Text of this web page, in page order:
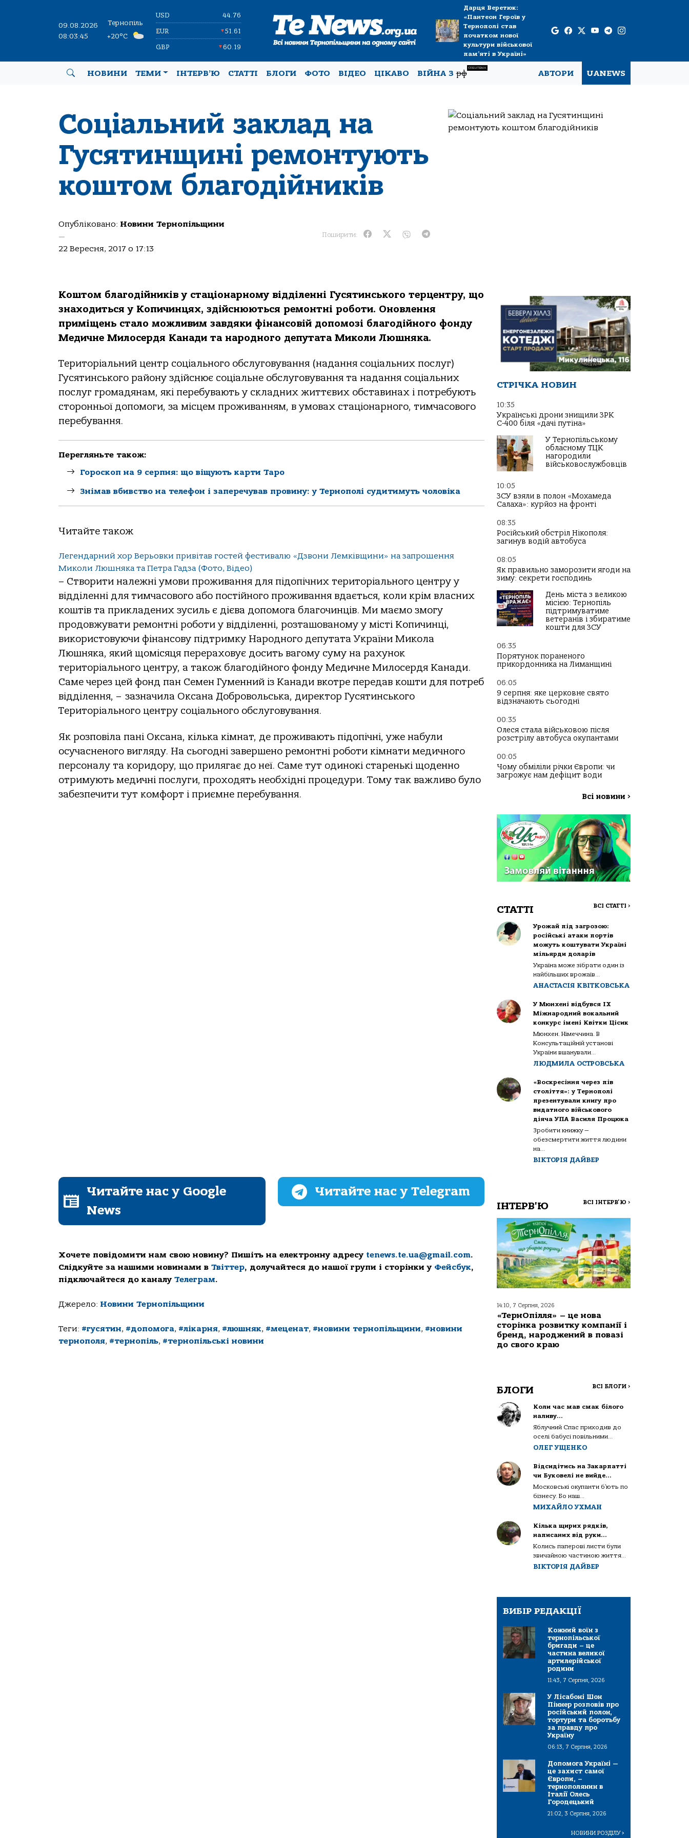
09.08.2026
08:03:45
Тернопіль
+20°C
USD 44.76
EUR ▼51.61
GBP ▼60.19
Дарця Веретюк:
«Пантеон Героїв у
Тернополі став
початком нової
культури військової
пам’яті в Україні»
НОВИНИ ТЕМИ ІНТЕРВ’Ю СТАТТІ БЛОГИ ФОТО ВІДЕО ЦІКАВО ВІЙНА Зрф
СПЕЦТЕМА
АВТОРИ UANEWS
Соціальний заклад на
Гусятинщині ремонтують
коштом благодійників
Опубліковано: Новини Тернопільщини
—
22 Вересня, 2017 о 17:13
Поширити:
Коштом благодійників у стаціонарному відділенні Гусятинського терцентру, що
знаходиться у Копичинцях, здійснюються ремонтні роботи. Оновлення
приміщень стало можливим завдяки фінансовій допомозі благодійного фонду
Медичне Милосердя Канади та народного депутата Миколи Люшняка.
Територіальний центр соціального обслуговування (надання соціальних послуг)
Гусятинського району здійснює соціальне обслуговування та надання соціальних
послуг громадянам, які перебувають у складних життєвих обставинах і потребують
сторонньої допомоги, за місцем проживанням, в умовах стаціонарного, тимчасового
перебування.
Перегляньте також:
Гороскоп на 9 серпня: що віщують карти Таро
Знімав вбивство на телефон і заперечував провину: у Тернополі судитимуть чоловіка
Читайте також
Легендарний хор Верьовки привітав гостей фестивалю «Дзвони Лемківщини» на запрошення
Миколи Люшняка та Петра Гадза (Фото, Відео)
– Створити належні умови проживання для підопічних територіального центру у
відділенні для тимчасового або постійного проживання вдається, коли крім власних
коштів та прикладених зусиль є дієва допомога благочинців. Ми маємо змогу
продовжувати ремонтні роботи у відділенні, розташованому у місті Копичинці,
використовуючи фінансову підтримку Народного депутата України Микола
Люшняка, який щомісяця перераховує досить вагому суму на рахунок
територіального центру, а також благодійного фонду Медичне Милосердя Канади.
Саме через цей фонд пан Семен Гуменний із Канади вкотре передав кошти для потреб
відділення, – зазначила Оксана Добровольська, директор Гусятинського
Територіального центру соціального обслуговування.
Як розповіла пані Оксана, кілька кімнат, де проживають підопічні, уже набули
осучасненого вигляду. На сьогодні завершено ремонтні роботи кімнати медичного
персоналу та коридору, що прилягає до неї. Саме тут одинокі старенькі щоденно
отримують медичні послуги, проходять необхідні процедури. Тому так важливо було
забезпечити тут комфорт і приємне перебування.
Читайте нас у Google
News
Читайте нас у Telegram
Хочете повідомити нам свою новину? Пишіть на електронну адресу tenews.te.ua@gmail.com.
Слідкуйте за нашими новинами в Твіттер, долучайтеся до нашої групи і сторінки у Фейсбук,
підключайтеся до каналу Телеграм.
Джерело: Новини Тернопільщини
Теги: #гусятин, #допомога, #лікарня, #люшняк, #меценат, #новини тернопільщини, #новини
тернополя, #тернопіль, #тернопільські новини
СТРІЧКА НОВИН
10:35
Українські дрони знищили ЗРК
С-400 біля «дачі путіна»
У Тернопільському
обласному ТЦК
нагородили
військовослужбовців
10:05
ЗСУ взяли в полон «Мохамеда
Салаха»: курйоз на фронті
08:35
Російський обстріл Нікополя:
загинув водій автобуса
08:05
Як правильно заморозити ягоди на
зиму: секрети господинь
День міста з великою
місією: Тернопіль
підтримуватиме
ветеранів і збиратиме
кошти для ЗСУ
06:35
Порятунок пораненого
прикордонника на Лиманщині
06:05
9 серпня: яке церковне свято
відзначають сьогодні
00:35
Олеся стала військовою після
розстрілу автобуса окупантами
00:05
Чому обміліли річки Європи: чи
загрожує нам дефіцит води
Всі новини >
СТАТТІ ВСІ СТАТТІ >
Урожай під загрозою:
російські атаки портів
можуть коштувати Україні
мільярди доларів
Україна може зібрати один із
найбільших врожаїв...
АНАСТАСІЯ КВІТКОВСЬКА
У Мюнхені відбувся IX
Міжнародний вокальний
конкурс імені Квітки Цісик
Мюнхен. Німеччина. В
Консультаційній установі
України вшанували...
ЛЮДМИЛА ОСТРОВСЬКА
«Воскресіння через пів
століття»: у Тернополі
презентували книгу про
видатного військового
діяча УПА Василя Процюка
Зробити книжку —
обезсмертити життя людини
на...
ВІКТОРІЯ ДАЙВЕР
ІНТЕРВ'Ю ВСІ ІНТЕРВ'Ю >
14:10, 7 Серпня, 2026
«ТернОпілля» – це нова
сторінка розвитку компанії і
бренд, народжений в повазі
до свого краю
БЛОГИ ВСІ БЛОГИ >
Коли час мав смак білого
наливу…
Яблучний Спас приходив до
оселі бабусі повільними...
ОЛЕГ УЩЕНКО
Відсидітись на Закарпатті
чи Буковелі не вийде…
Московські окупанти б’ють по
бізнесу. Бо наш...
МИХАЙЛО УХМАН
Кілька щирих рядків,
написаних від руки…
Колись паперові листи були
звичайною частиною життя...
ВІКТОРІЯ ДАЙВЕР
ВИБІР РЕДАКЦІЇ
Кожний воїн з
тернопільської
бригади – це
частина великої
артилерійської
родини
11:43, 7 Серпня, 2026
У Лісабоні Шон
Піннер розповів про
російський полон,
тортури та боротьбу
за правду про
Україну
06:13, 7 Серпня, 2026
Допомога Україні —
це захист самої
Європи, –
тернополянин в
Італії Олесь
Городецький
21:02, 3 Серпня, 2026
НОВИНИ РОЗДІЛУ>